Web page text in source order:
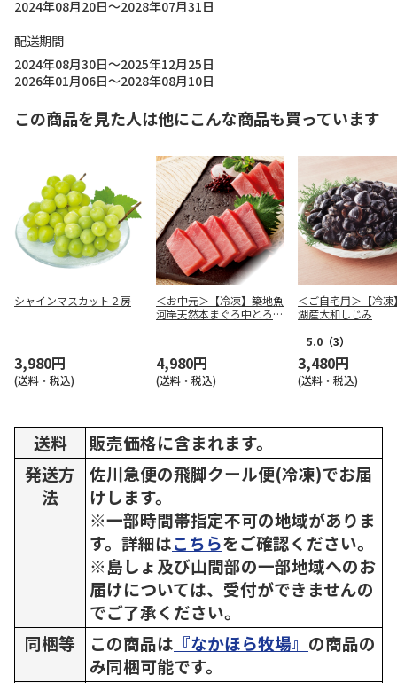
2024年08月20日～2028年07月31日
配送期間
2024年08月30日～2025年12月25日
2026年01月06日～2028年08月10日
この商品を見た人は他にこんな商品も買っています
シャインマスカット２房
3,980円
(送料・税込)
＜お中元＞【冷凍】築地魚
河岸天然本まぐろ中とろ赤
4,980円
(送料・税込)
＜ご自宅用＞【冷凍
湖産大和しじみ
5.0 （3）
3,480円
(送料・税込)
送料
販売価格に含まれます。
発送方
法
佐川急便の飛脚クール便(冷凍)でお届
けします。
※一部時間帯指定不可の地域がありま
す。詳細はこちらをご確認ください。
※島しょ及び山間部の一部地域へのお
届けについては、受付ができませんの
でご了承ください。
同梱等
この商品は 『なかほら牧場』 の商品の
み同梱可能です。